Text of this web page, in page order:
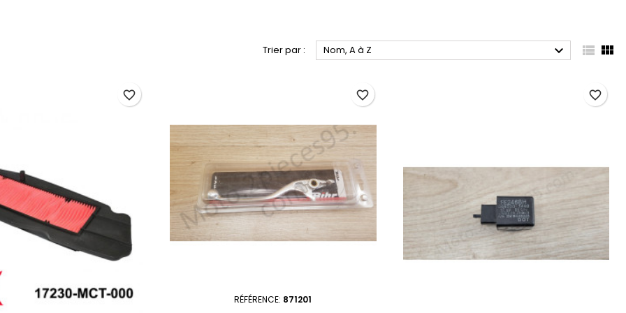
Trier par : Nom, A à Z   
favorite_border
RÉFÉRENCE: 871201
favorite_border favorite_border